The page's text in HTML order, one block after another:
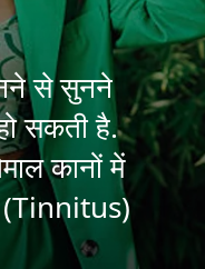
से सुनने
सकती है.
कानों में
(Tinnitus)